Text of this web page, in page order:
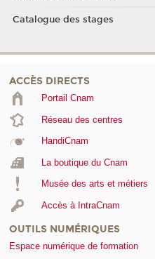
Catalogue des stages
ACCÈS DIRECTS
Portail Cnam
Réseau des centres
HandiCnam
La boutique du Cnam
Musée des arts et métiers
Accès à IntraCnam
OUTILS NUMÉRIQUES
Espace numérique de formation